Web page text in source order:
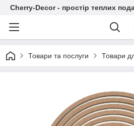
Cherry-Decor - простір теплих
Товари та послуги Товари